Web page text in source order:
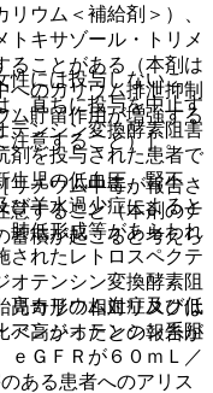
性には投与しないこ
、直ちに投与を中止す
テンシン変換酵素阻害
剤を投与された患者で
生児の低血圧、腎不
び羊水過少症によると
肺低形成等があらわれ
されたレトロスペクテ
オテンシン変換酵素阻
児奇形の相対リスクは
べ高かったとの報告が
ウム＜補給剤＞）、
トキサゾール・トリメ
ることがある（本剤は
へのカリウム排泄抑制
ム貯留作用が増強する
注意すること）］。
チウム中毒が報告さ
意すること（本剤のナ
蓄積が起こると考えら
カリウム血症及び低
アンジオテンシン系阻
ｅＧＦＲが６０ｍＬ／
ある患者へのアリス